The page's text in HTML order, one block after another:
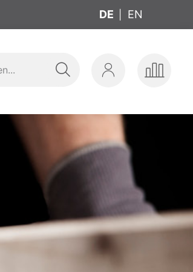
DE EN
Produkte
Mein
Suche